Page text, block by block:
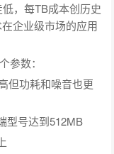
，每TB成本创历史
企业级市场的应用
参数：
但功耗和噪音也更
型号达到512MB